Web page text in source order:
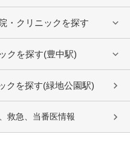
・クリニックを探す
クを探す(豊中駅)
クを探す(緑地公園駅)
救急、当番医情報